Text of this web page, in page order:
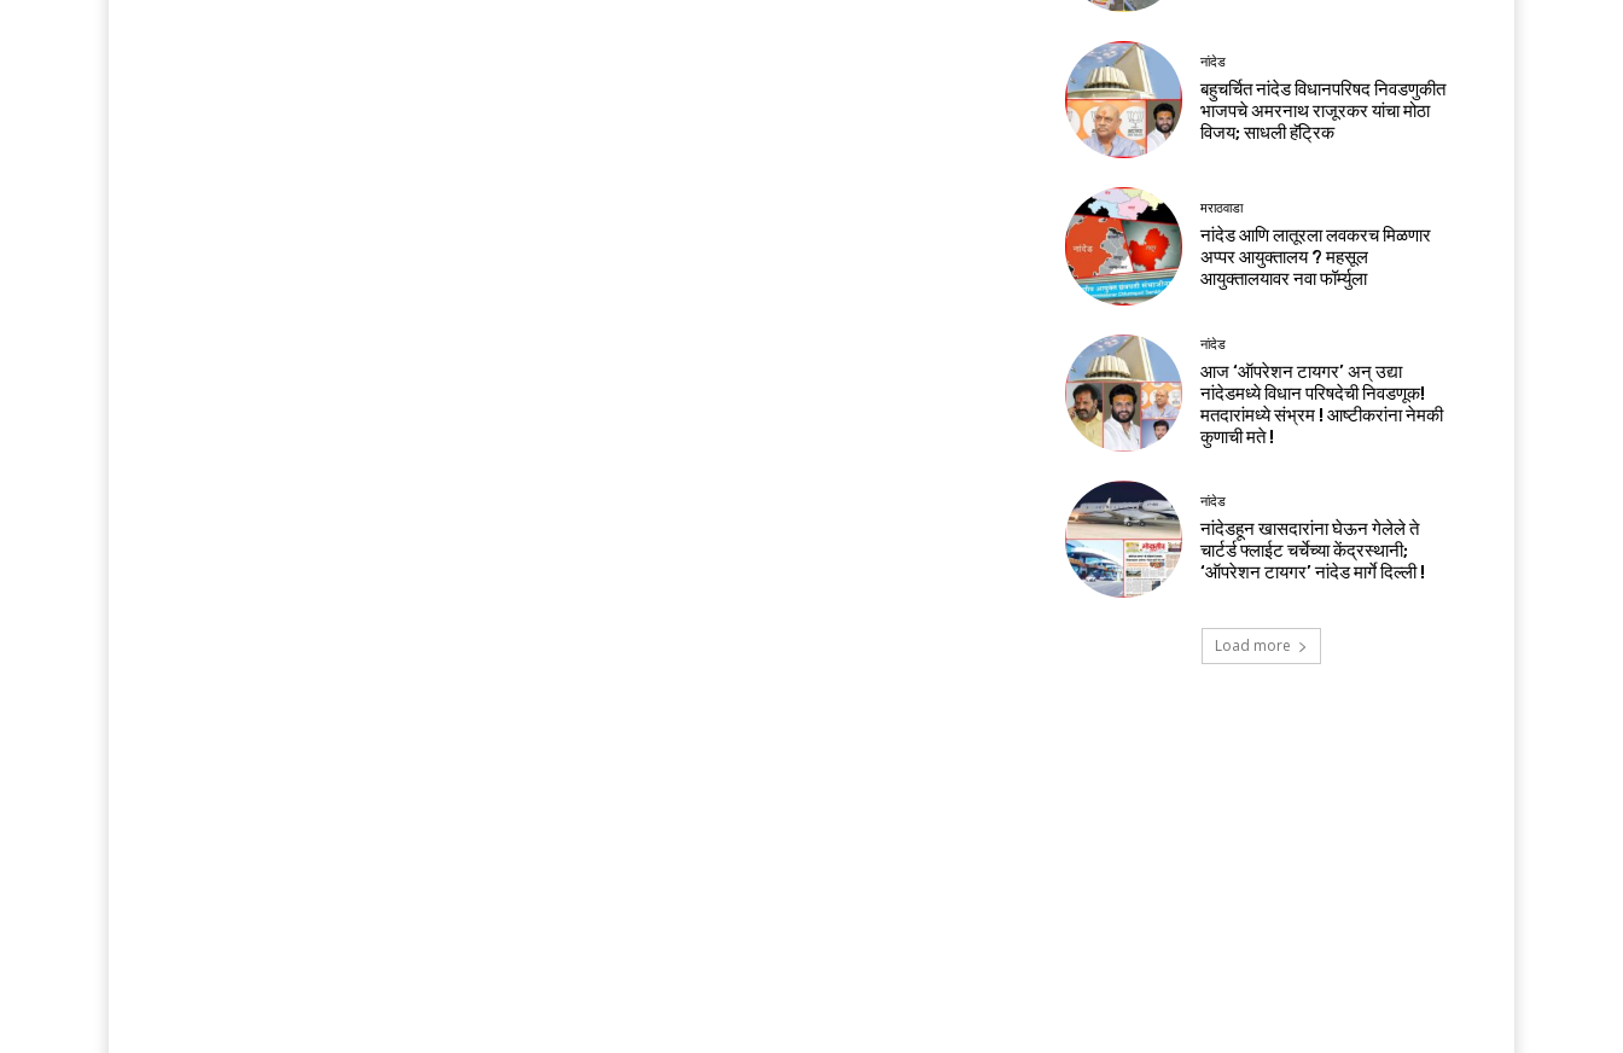
नांदेड
बहुचर्चित नांदेड विधानपरिषद निवडणुकीत
भाजपचे अमरनाथ राजूरकर यांचा मोठा
विजय; साधली हॅट्रिक
मराठवाडा
नांदेड आणि लातूरला लवकरच मिळणार
अप्पर आयुक्तालय ? महसूल
आयुक्तालयावर नवा फॉर्म्युला
नांदेड
आज ‘ऑपरेशन टायगर’ अन् उद्या
नांदेडमध्ये विधान परिषदेची निवडणूक!
मतदारांमध्ये संभ्रम ! आष्टीकरांना नेमकी
कुणाची मते !
नांदेड
नांदेडहून खासदारांना घेऊन गेलेले ते
चार्टर्ड फ्लाईट चर्चेच्या केंद्रस्थानी;
‘ऑपरेशन टायगर’ नांदेड मार्गे दिल्ली !
Load more